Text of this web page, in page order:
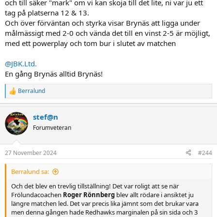
och till säker "mark" om vi kan skoja till det lite, ni var ju ett
tag på platserna 12 & 13.
Och över förväntan och styrka visar Brynäs att ligga under
målmässigt med 2-0 och vända det till en vinst 2-5 är möjligt,
med ett powerplay och tom bur i slutet av matchen
@JBK.Ltd.
En gång Brynäs alltid Brynäs!
R
e
c
t
i
s
:
Berralund
stef@n
Forumveteran
27 November 2024 #244
Berralund sa:
Och det blev en trevlig tillställning! Det var roligt att se när
Frölundacoachen Roger Rönnberg blev allt rödare i ansiktet ju
längre matchen led. Det var precis lika jämnt som det brukar vara
men denna gången hade Redhawks marginalen på sin sida och 3